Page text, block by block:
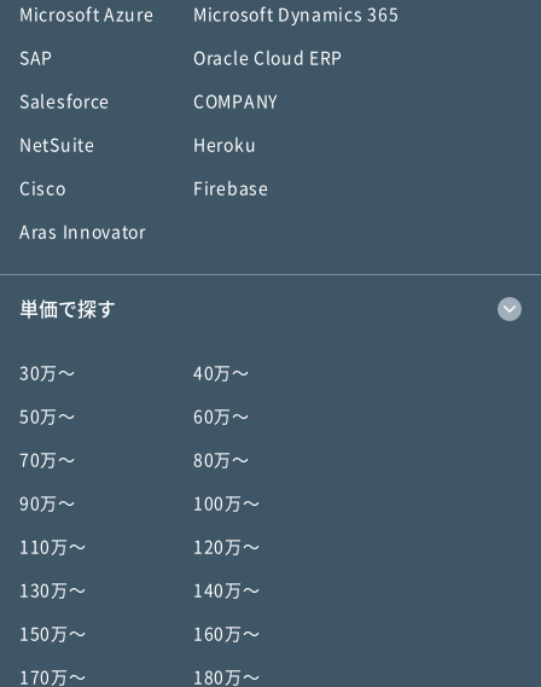
Microsoft Azure Microsoft Dynamics 365
SAP Oracle Cloud ERP
Salesforce COMPANY
NetSuite Heroku
Cisco Firebase
Aras Innovator
単価で探す
30万〜 40万〜
50万〜 60万〜
70万〜 80万〜
90万〜 100万〜
110万〜 120万〜
130万〜 140万〜
150万〜 160万〜
170万〜 180万〜